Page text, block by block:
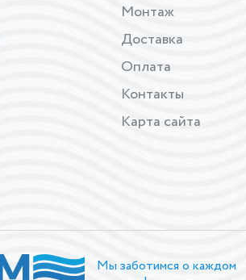
Монтаж
Доставка
Оплата
Контакты
Карта сайта
Мы заботимся о каждом